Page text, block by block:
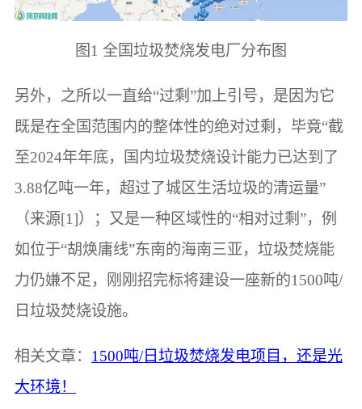
图1 全国垃圾焚烧发电厂分布图
另外，之所以一直给“过剩”加上引号，是因为它
既是在全国范围内的整体性的绝对过剩，毕竟“截
至2024年年底，国内垃圾焚烧设计能力已达到了
3.88亿吨一年，超过了城区生活垃圾的清运量”
（来源[1]）；又是一种区域性的“相对过剩”，例
如位于“胡焕庸线”东南的海南三亚，垃圾焚烧能
力仍嫌不足，刚刚招完标将建设一座新的1500吨/
日垃圾焚烧设施。
相关文章： 1500吨/日垃圾焚烧发电项目，还是光
大环境！